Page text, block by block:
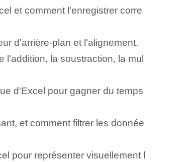
et comment l'enregistrer corre
d'arrière-plan et l'alignement.
l'addition, la soustraction, la mul
d'Excel pour gagner du temps
et comment filtrer les donnée
pour représenter visuellement l